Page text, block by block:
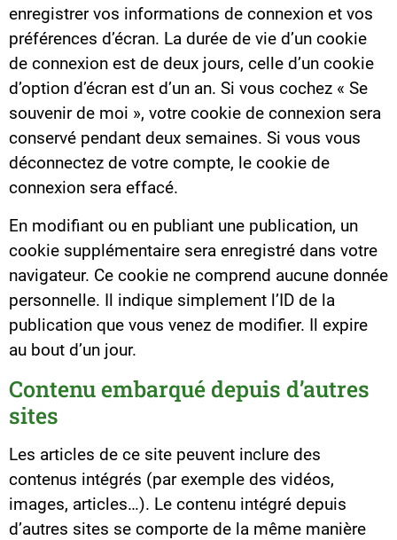
enregistrer vos informations de connexion et vos
préférences d’écran. La durée de vie d’un cookie
de connexion est de deux jours, celle d’un cookie
d’option d’écran est d’un an. Si vous cochez « Se
souvenir de moi », votre cookie de connexion sera
conservé pendant deux semaines. Si vous vous
déconnectez de votre compte, le cookie de
connexion sera effacé.
En modifiant ou en publiant une publication, un
cookie supplémentaire sera enregistré dans votre
navigateur. Ce cookie ne comprend aucune donnée
personnelle. Il indique simplement l’ID de la
publication que vous venez de modifier. Il expire
au bout d’un jour.
Contenu embarqué depuis d’autres
sites
Les articles de ce site peuvent inclure des
contenus intégrés (par exemple des vidéos,
images, articles…). Le contenu intégré depuis
d’autres sites se comporte de la même manière